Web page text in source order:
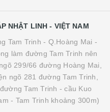
NHẬT LINH - VIỆT NAM
Tam Trinh - Q.Hoàng Mai -
làm đường Tam Trinh nên
299/66 đường Hoàng Mai,
ngõ 281 đường Tam Trinh,
Tam Trinh - cầu Kuo
- Tam Trinh khoảng 300m)